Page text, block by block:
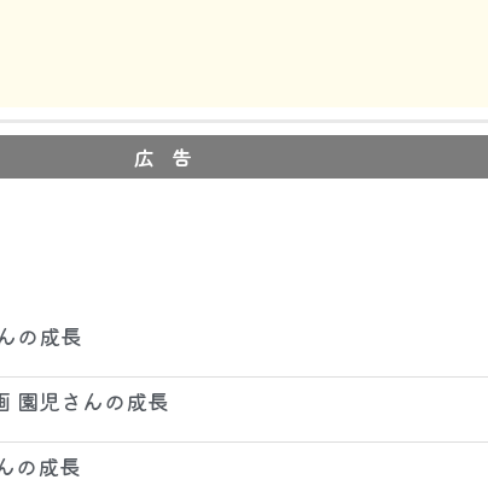
広 告
の成長
園児さんの成長
の成長